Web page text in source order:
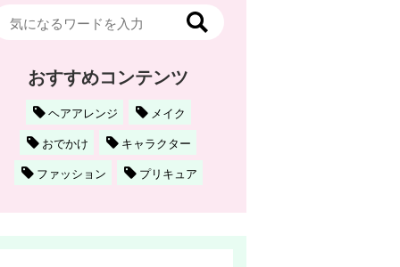
おすすめコンテンツ
ヘアアレンジ
メイク
おでかけ
キャラクター
ファッション
プリキュア